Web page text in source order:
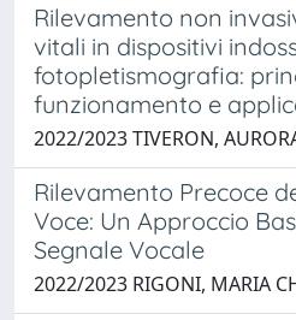
Rilevamento non
vitali in dispositivi
fotopletismografia:
funzionamento e
2022/2023 TIVERON,
Rilevamento Precoce
Voce: Un Approccio
Segnale Vocale
2022/2023 RIGONI, MARIA